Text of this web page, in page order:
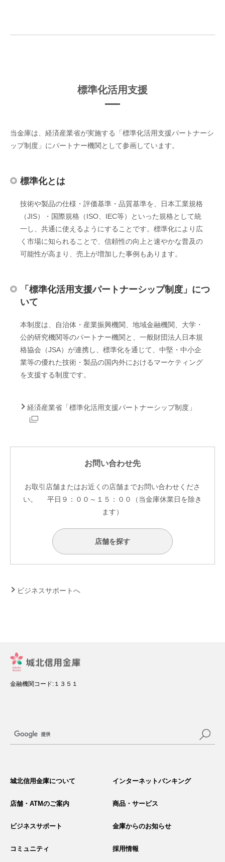
標準化活用支援
当金庫は、経済産業省が実施する「標準化活用支援パートナーシ
ップ制度」にパートナー機関として参画しています。
標準化とは
技術や製品の仕様・評価基準・品質基準を、日本工業規格
（JIS）・国際規格（ISO、IEC等）といった規格として統
一し、共通に使えるようにすることです。標準化により広
く市場に知られることで、信頼性の向上と速やかな普及の
可能性が高まり、売上が増加した事例もあります。
「標準化活用支援パートナーシップ制度」につ
いて
本制度は、自治体・産業振興機関、地域金融機関、大学・
公的研究機関等のパートナー機関と、一般財団法人日本規
格協会（JSA）が連携し、標準化を通じて、中堅・中小企
業等の優れた技術・製品の国内外におけるマーケティング
を支援する制度です。
経済産業省「標準化活用支援パートナーシップ制度」
お問い合わせ先
お取引店舗またはお近くの店舗までお問い合わせくださ
い。
平日９：００～１５：００（当金庫休業日を除き
ます）
店舗を探す
ビジネスサポートへ
金融機関コード:１３５１
城北信用金庫について インターネットバンキング
店舗・ATMのご案内 商品・サービス
ビジネスサポート 金庫からのお知らせ
コミュニティ 採用情報